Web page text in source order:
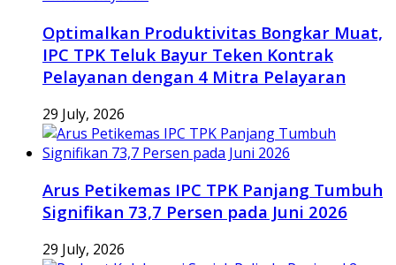
Optimalkan Produktivitas Bongkar Muat,
IPC TPK Teluk Bayur Teken Kontrak
Pelayanan dengan 4 Mitra Pelayaran
29 July, 2026
Arus Petikemas IPC TPK Panjang Tumbuh
Signifikan 73,7 Persen pada Juni 2026
29 July, 2026